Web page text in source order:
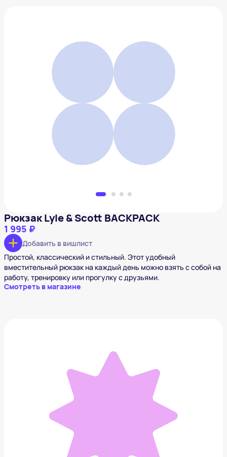
Рюкзак Lyle & Scott BACKPACK
1 995 ₽
Добавить в вишлист
Рюкзак Lyle & Scott BACKPACK
1 995 ₽
Добавить в вишлист
Простой, классический и стильный. Этот удобный
вместительный рюкзак на каждый день можно взять с собой на
работу, тренировку или прогулку с друзьями.
Смотреть в магазине
Подставка для ноутбука Revolution